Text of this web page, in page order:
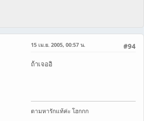
#94
15 เม.ย. 2005, 00:57 น.
ถ้าเจออิ
ตามหารักแท้ค่ะ โฮกกก